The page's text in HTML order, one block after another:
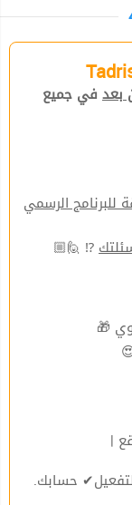
بعد في جميع
للبرنامج الرسمي
⁉ 🙋🏼
🎁
حسابك.